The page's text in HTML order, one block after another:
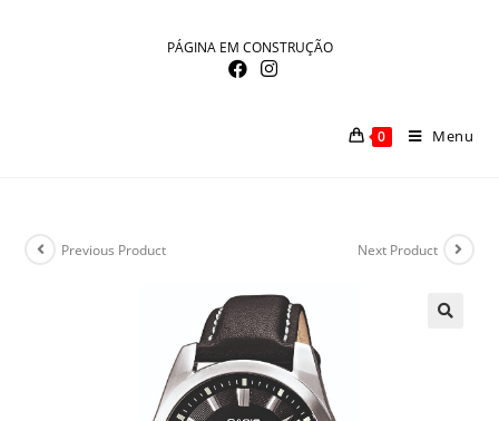
PÁGINA EM CONSTRUÇÃO
0 Menu
Previous Product Next Product